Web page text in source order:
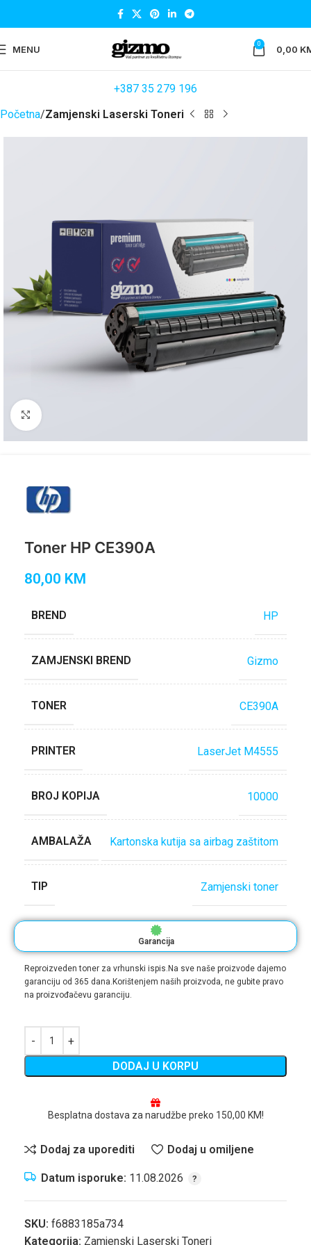
MENU 0 0,00
+387 35 279 196
Početna Zamjenski Laserski Toneri
Click to enlarge
Toner HP CE390A
80,00 KM
BREND HP
ZAMJENSKI BREND Gizmo
TONER CE390A
PRINTER LaserJet M4555
BROJ KOPIJA 10000
AMBALAŽA Kartonska kutija sa airbag zaštitom
TIP Zamjenski toner
Garancija
Reproizveden toner za vrhunski ispis.Na sve naše proizvode dajemo
garanciju od 365 dana.Korištenjem naših proizvoda, ne gubite pravo
na proizvođačevu garanciju.
DODAJ U KORPU
Besplatna dostava za narudžbe preko 150,00 KM!
Dodaj za uporediti Dodaj u omiljene
Datum isporuke: 11.08.2026
SKU: f6883185a734
Kategorija: Zamjenski Laserski Toneri